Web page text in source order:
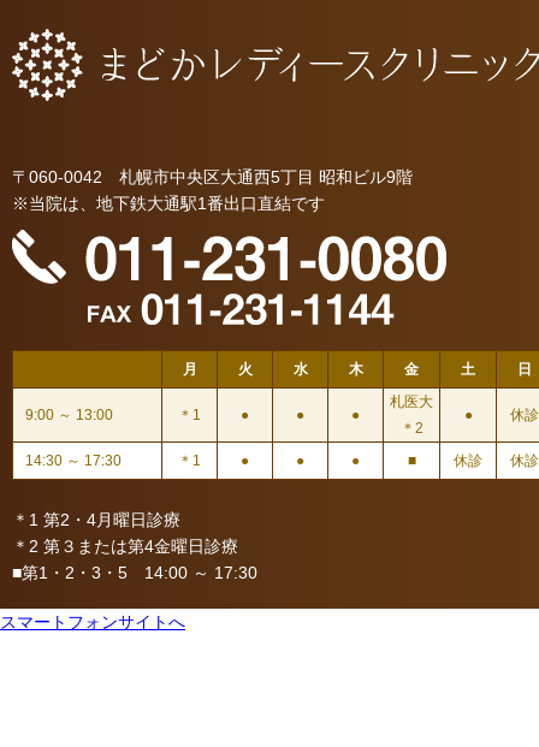
〒060-0042 札幌市中央区大通西5丁目 昭和ビル9階
※当院は、地下鉄大通駅1番出口直結です
月 火 水 木 金 土 日
9:00 ～ 13:00 ＊1 ● ● ●
札医大
＊2
● 休診
14:30 ～ 17:30 ＊1 ● ● ● ■ 休診 休診
＊1 第2・4月曜日診療
＊2 第３または第4金曜日診療
■第1・2・3・5 14:00 ～ 17:30
スマートフォンサイトへ